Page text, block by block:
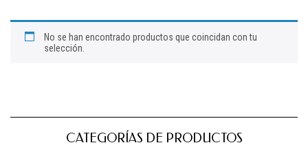
No se han encontrado productos que coincidan con tu
selección.
CATEGORÍAS DE PRODUCTOS